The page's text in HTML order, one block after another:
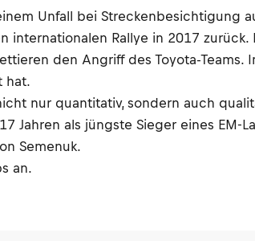
Unfall bei Streckenbesichtigung
internationalen Rallye in 2017
den Angriff des Toyota-Teams.
hat.
nur quantitativ, sondern auch
Jahren als jüngste Sieger eines EM-
Semenuk.
an.